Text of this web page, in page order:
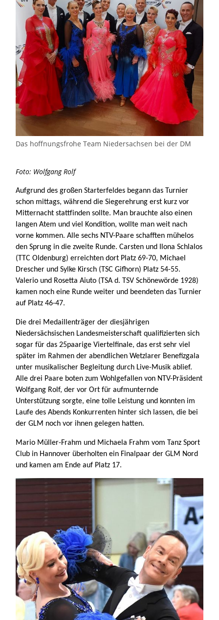
Das hoffnungsfrohe Team Niedersachsen bei der DM
Foto: Wolfgang Rolf
Aufgrund des großen Starterfeldes begann das Turnier
langen Atem und viel Kondition, wollte man weit nach
vorne kommen. Alle sechs NTV-Paare schafften mühelos
den Sprung in die zweite Runde. Carsten und Ilona Schlalos
(TTC Oldenburg) erreichten dort Platz 69-70, Michael
Drescher und Sylke Kirsch (TSC Gifhorn) Platz 54-55.
Valerio und Rosetta Aiuto (TSA d. TSV Schönewörde 1928)
kamen noch eine Runde weiter und beendeten das Turnier
auf Platz 46-47.
Die drei Medaillenträger der diesjährigen
Niedersächsischen Landesmeisterschaft qualifizierten sich
sogar für das 25paarige Viertelfinale, das erst sehr viel
später im Rahmen der abendlichen Wetzlarer Benefizgala
unter musikalischer Begleitung durch Live-Musik ablief.
Alle drei Paare boten zum Wohlgefallen von NTV-Präsident
Wolfgang Rolf, der vor Ort für aufmunternde
Unterstützung sorgte, eine tolle Leistung und konnten im
Laufe des Abends Konkurrenten hinter sich lassen, die bei
der GLM noch vor ihnen gelegen hatten.
Mario Müller-Frahm und Michaela Frahm vom Tanz Sport
Club in Hannover überholten ein Finalpaar der GLM Nord
und kamen am Ende auf Platz 17.